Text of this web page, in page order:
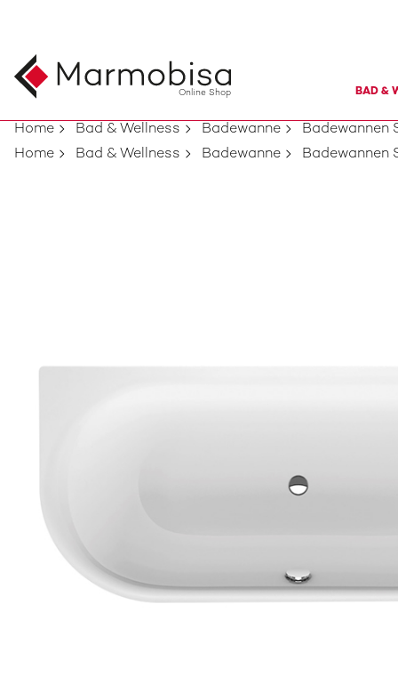
Online Shop BAD &
Home Bad & Wellness Badewanne
Badewannen
Home
Bad & Wellness Badewanne Badewannen